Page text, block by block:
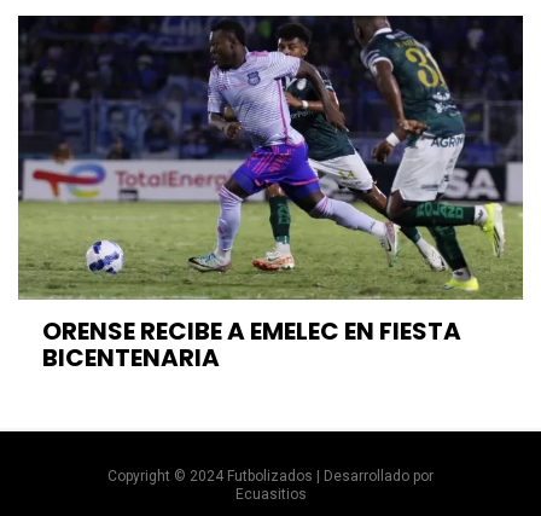
ORENSE RECIBE A EMELEC EN FIESTA
BICENTENARIA
Copyright © 2024 Futbolizados | Desarrollado por
Ecuasitios